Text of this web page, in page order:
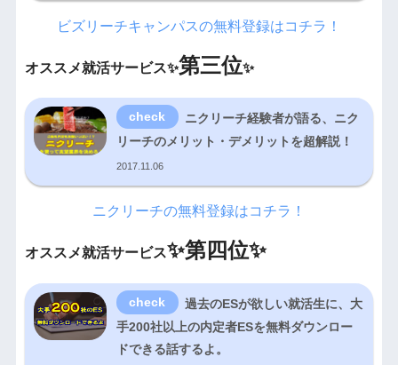
ビズリーチキャンパスの無料登録はコチラ！
オススメ就活サービス✨第三位✨
ニクリーチ経験者が語る、ニク
リーチのメリット・デメリットを超解説！
2017.11.06
ニクリーチの無料登録はコチラ！
オススメ就活サービス✨第四位✨
過去のESが欲しい就活生に、大
手200社以上の内定者ESを無料ダウンロー
ドできる話するよ。